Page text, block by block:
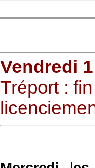
Vendredi
Tréport :